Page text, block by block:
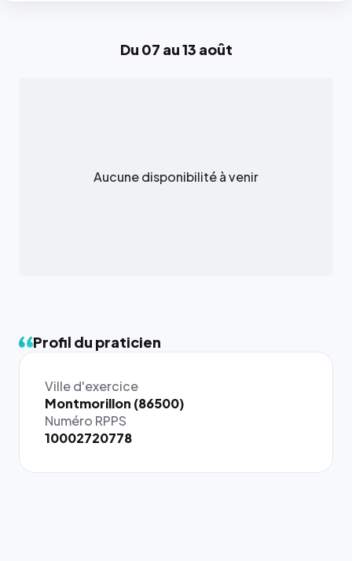
Du 07 au 13 août
Aucune disponibilité à venir
Profil du praticien
Ville d'exercice
Montmorillon (86500)
Numéro RPPS
10002720778
{# 40×40
: la taille
rendue par
`.profile-